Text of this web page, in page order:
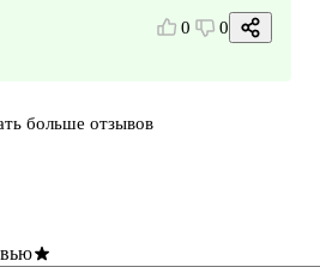
0 0
больше отзывов